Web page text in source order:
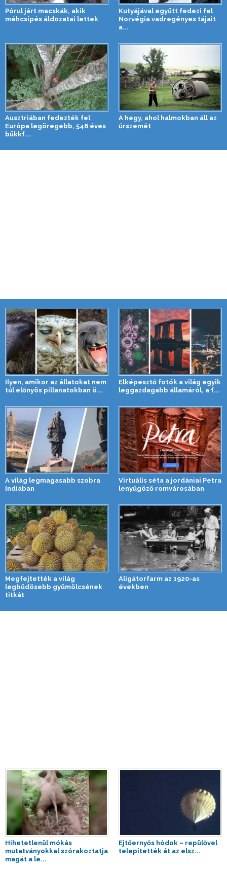
Pórul járt macskák, akik
méhcsípés áldozatai lettek
Kutyájával együtt fedezi fel
Norvégia vadregényes tájait
a...
Ausztriában fedezték fel
Európa legöregebb, 546 éves
bükkf...
A hegy, ahol halmokban áll az
űrszemét
Ilyen, amikor az állatokat nem
túl előnyös pillanatokban ö...
Elképesztő fotók a világ egyik
leggazdagabb államáról, a f...
A világ legmagasabb szobra
Indiában
Virtuális séta a jordániai Petra
lenyűgöző romvárosában
Megfejtették a világ
legbüdösebb gyümölcsének
titkát
Aligátorfarm az 1920-as
években
Hihetetlenül mókás
mutatványokkal szórakoztatja
magát a le...
Ejtőernyős hódok – repülővel
telepítették át az elsz...